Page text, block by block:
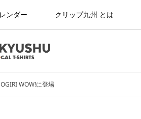
ンダー クリップ九州 とは
WOW!に登場